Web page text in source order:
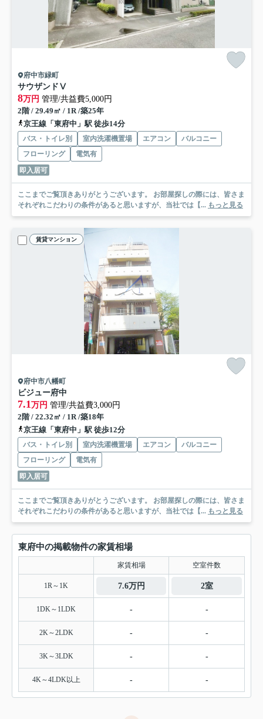
府中市緑町
サウザンドⅤ
8万円 管理/共益費5,000円
2階 / 29.49㎡ / 1R /築25年
京王線「東府中」駅 徒歩14分
バス・トイレ別 室内洗濯機置場 エアコン
バルコニー
フローリング
電気有
即入居可
ここまでご覧頂きありがとうございます。 お部屋探しの際には、皆さま
それぞれこだわりの条件があると思いますが、当社では【... もっと見る
賃貸マンション
府中市八幡町
ビジュー府中
7.1 万円 管理/共益費3,000円
2階 / 22.32㎡ / 1R /築18年
京王線「東府中」駅 徒歩12分
バス・トイレ別 室内洗濯機置場 エアコン
バルコニー
フローリング
電気有
即入居可
ここまでご覧頂きありがとうございます。 お部屋探しの際には、皆さま
それぞれこだわりの条件があると思いますが、当社では【... もっと見る
東府中の掲載物件の家賃相場
家賃相場 空室件数
1R～1K 7.6万円 2室
1DK～1LDK - -
2K～2LDK - -
3K～3LDK - -
4K～4LDK以上 - -